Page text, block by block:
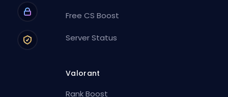
Free CS Boost
Server Status
Valorant
Rank Boost